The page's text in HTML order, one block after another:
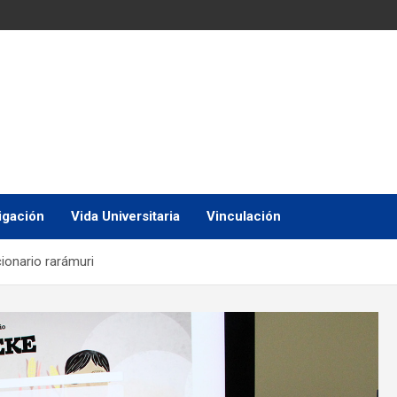
Vida Universitaria Vinculación
rarámuri